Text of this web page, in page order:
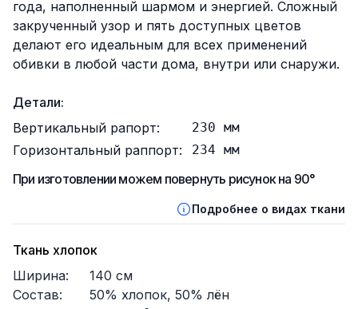
года, наполненный шармом и энергией. Сложный
закрученный узор и пять доступных цветов
делают его идеальным для всех применений
обивки в любой части дома, внутри или снаружи.
Детали:
Вертикальный рапорт:
230 мм
Горизонтальный раппорт: 234 мм
При изготовлении можем повернуть рисунок на 90°
Подробнее о видах ткани
Ткань хлопок
Ширина:
140 см
Состав:
50% хлопок, 50% лён